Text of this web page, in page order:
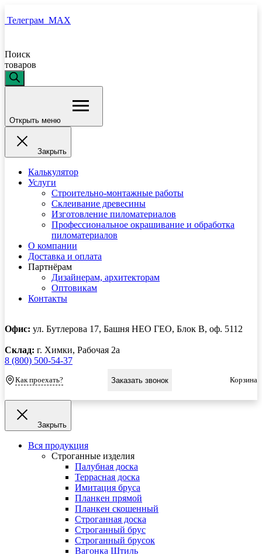
Телеграм MAX
Поиск
товаров
Открыть меню
Закрыть
Калькулятор
Услуги
Строительно-монтажные работы
Склеивание древесины
Изготовление пиломатериалов
Профессиональное окрашивание и обработка
пиломатериалов
О компании
Доставка и оплата
Партнёрам
Дизайнерам, архитекторам
Оптовикам
Контакты
Офис: ул. Бутлерова 17, Башня НЕО ГЕО, Блок В, оф. 5112
Склад: г. Химки, Рабочая 2а
8 (800) 500-54-37
Как проехать? Заказать звонок Корзина
Закрыть
Вся продукция
Строганные изделия
Палубная доска
Террасная доска
Имитация бруса
Планкен прямой
Планкен скошенный
Строганная доска
Строганный брус
Строганный брусок
Вагонка Штиль